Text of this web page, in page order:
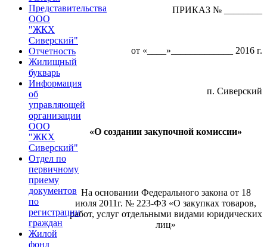
ПРИКАЗ № ________
от «____»_____________ 2016 г.
п. Сиверский
«О создании закупочной комиссии»
На основании Федерального закона от 18
июля 2011г. № 223-ФЗ «О закупках товаров,
работ, услуг отдельными видами юридических
лиц»
Представительства
ООО
"ЖКХ
Сиверский"
Отчетность
Жилищный
букварь
Информация
об
управляющей
организации
ООО
"ЖКХ
Сиверский"
Отдел по
первичному
приему
документов
по
регистрации
граждан
Жилой
фонд